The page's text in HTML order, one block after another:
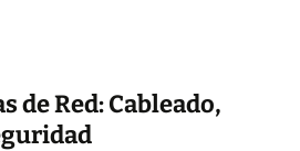
Red: Cableado,